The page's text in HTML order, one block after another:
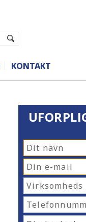
KONTAKT